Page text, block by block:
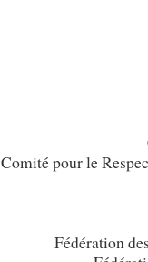
Comité pour le
Fédération